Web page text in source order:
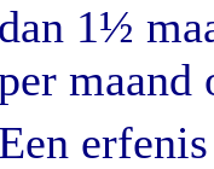
dan 1½
maand
Een